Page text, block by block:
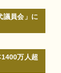
議員会」に
万人超